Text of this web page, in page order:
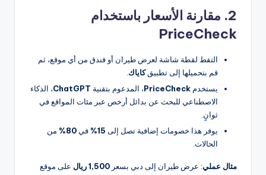
2. مقارنة الأسعار باستخدام
PriceCheck
التقط لقطة شاشة لعرض طيران أو فندق من أي موقع، ثم
قم بتحميلها إلى تطبيقكاياك
يستخدم PriceCheck، المدعوم بتقنية ChatGPT، الذكاء
الاصطناعي للبحث عن بدائل أرخص عبر مئات المواقع في
ثوانٍ.
يوفر هذا خصومات إضافية تصل إلى 15% في80%
من
الحالات.
مثال عملي: عرض طيران إلى دبي بسعر 1,500 ريال
على موقع